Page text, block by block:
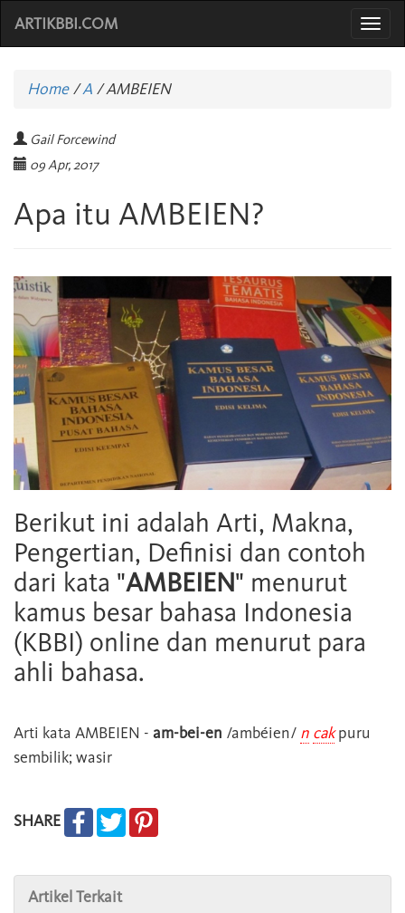
ARTIKBBI.COM
Home/A /AMBEIEN
Gail Forcewind
09 Apr, 2017
Apa itu AMBEIEN?
Berikut ini adalah Arti, Makna,
Pengertian, Definisi dan contoh
dari kata "AMBEIEN" menurut
kamus besar bahasa Indonesia
(KBBI) online dan menurut para
ahli bahasa.
Arti kata AMBEIEN - am-bei-en /ambéien/ n cakpuru
sembilik; wasir
SHARE
Artikel Terkait